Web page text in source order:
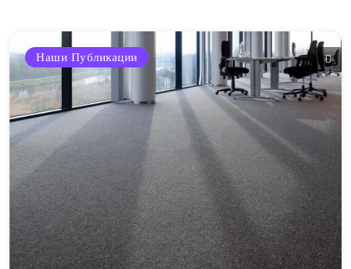
Наши Публикации